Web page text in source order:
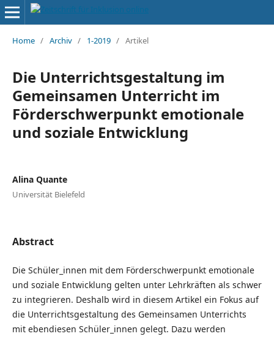
Home / Archiv / 1-2019 / Artikel
Die Unterrichtsgestaltung im
Gemeinsamen Unterricht im
Förderschwerpunkt emotionale
und soziale Entwicklung
Alina Quante
Universität Bielefeld
Abstract
Die Schüler_innen mit dem Förderschwerpunkt emotionale
und soziale Entwicklung gelten unter Lehrkräften als schwer
zu integrieren. Deshalb wird in diesem Artikel ein Fokus auf
die Unterrichtsgestaltung des Gemeinsamen Unterrichts
mit ebendiesen Schüler_innen gelegt. Dazu werden